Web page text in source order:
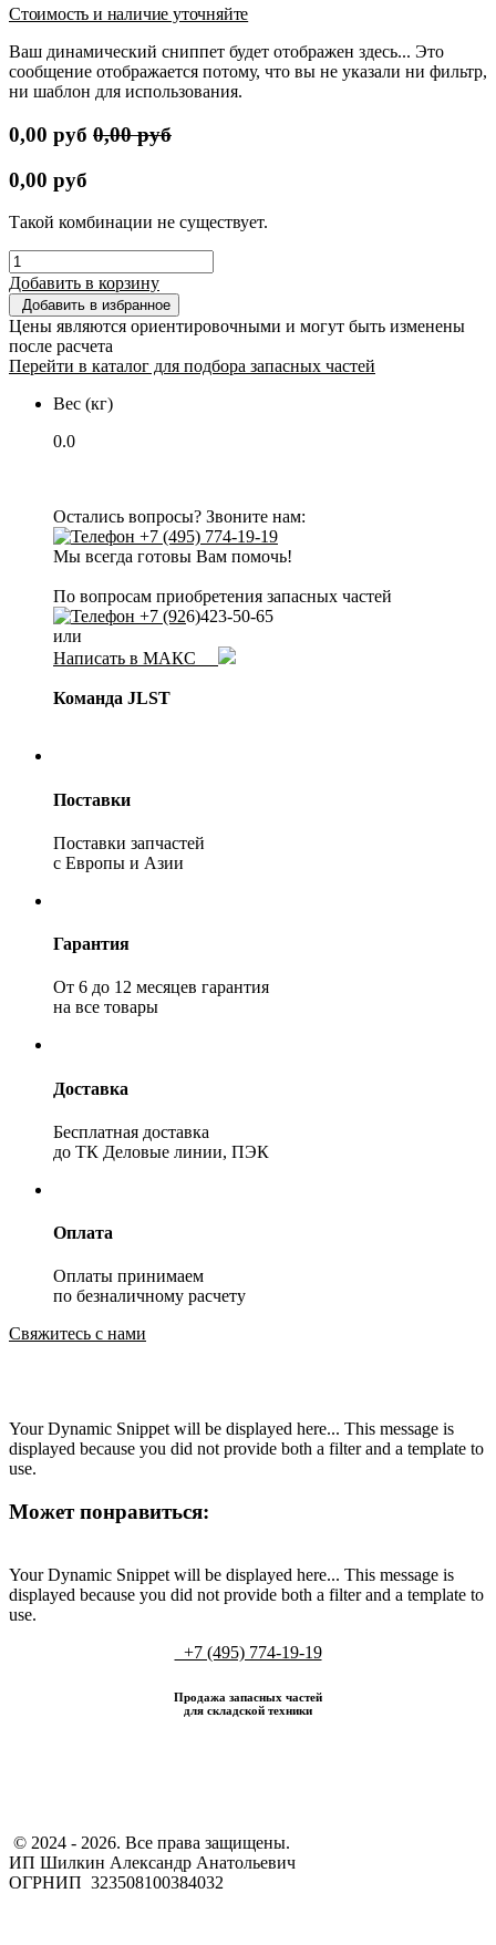
Стоимость и наличие уточняйте
Ваш динамический сниппет будет отображен здесь... Это
сообщение отображается потому, что вы не указали ни фильтр,
ни шаблон для использования.
0,00 руб 0,00руб
0,00 руб
Такой комбинации не существует.
Добавить в корзину
Добавить в избранное
Цены являются ориентировочными и могут быть изменены
после расчета
Перейти в каталог для подбора запасных частей
Вес (кг)
0.0
Остались вопросы? Звоните нам:
+7 (495) 774-19-19
Мы всегда готовы Вам помочь!
По вопросам приобретения запасных частей
+7 (926)423-50-65
или
Написать в МАКС
Команда JLST
Поставки
Поставки запчастей
с Европы и Азии
Гарантия
От 6 до 12 месяцев гарантия
на все товары
Доставка
Бесплатная доставка
до ТК Деловые линии, ПЭК
Оплата
Оплаты принимаем
по безналичному расчету
Свяжитесь с нами
Your Dynamic Snippet will be displayed here... This message is
displayed because you did not provide both a filter and a template to
use.
Может понравиться:
Your Dynamic Snippet will be displayed here... This message is
displayed because you did not provide both a filter and a template to
use.
+7 (495) 774-19-19
Продажа запасных частей
для складской техники
​ © 2024 - 2026. Все права защищены.
ИП Шилкин Александр Анатольевич
ОГРНИП 323508100384032